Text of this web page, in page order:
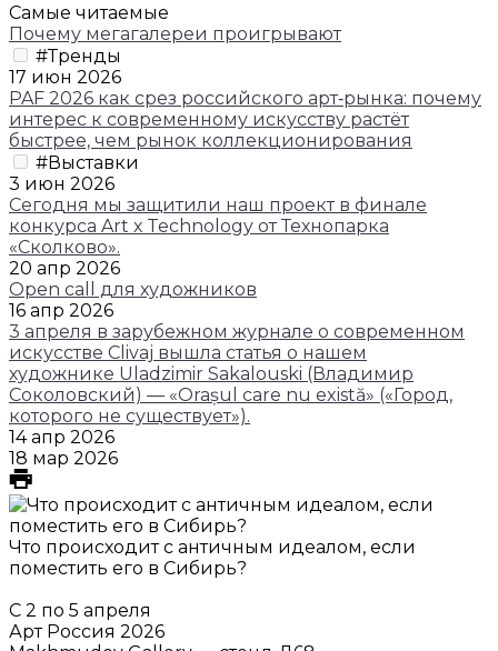
Самые читаемые
Почему мегагалереи проигрывают
#Тренды
17 июн 2026
PAF 2026 как срез российского арт‑рынка: почему
интерес к современному искусству растёт
быстрее, чем рынок коллекционирования
#Выставки
3 июн 2026
Сегодня мы защитили наш проект в финале
конкурса Art х Technology от Технопарка
«Сколково».
20 апр 2026
Open call для художников
16 апр 2026
3 апреля в зарубежном журнале о современном
искусстве Clivaj вышла статья о нашем
художнике Uladzimir Sakalouski (Владимир
Соколовский) — «Orașul care nu există» («Город,
которого не существует»).
14 апр 2026
18 мар 2026
Что происходит с античным идеалом, если
поместить его в Сибирь?
С 2 по 5 апреля
Арт Россия 2026